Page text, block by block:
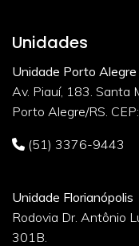
Unidades
Unidade Porto Alegre
Av. Piauí, 183. Santa
Porto Alegre/RS.
(51) 3376-9443
Unidade Florianópolis
Rodovia Dr. Antônio
301B.